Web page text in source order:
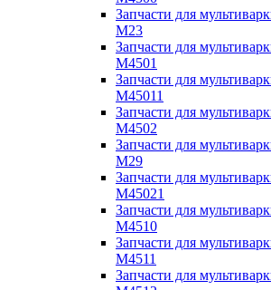
Запчасти для
M23
Запчасти для
M4501
Запчасти для
M45011
Запчасти для
M4502
Запчасти для
M29
Запчасти для
M45021
Запчасти для
M4510
Запчасти для
M4511
Запчасти для